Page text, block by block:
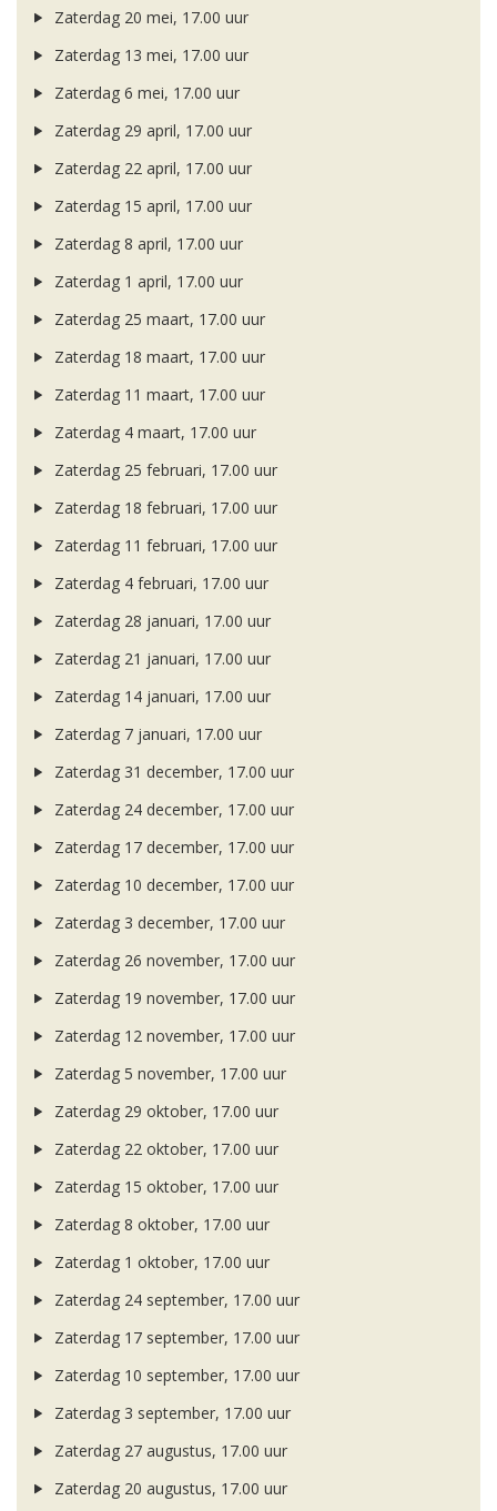
Zaterdag 20 mei, 17.00 uur
Zaterdag 13 mei, 17.00 uur
Zaterdag 6 mei, 17.00 uur
Zaterdag 29 april, 17.00 uur
Zaterdag 22 april, 17.00 uur
Zaterdag 15 april, 17.00 uur
Zaterdag 8 april, 17.00 uur
Zaterdag 1 april, 17.00 uur
Zaterdag 25 maart, 17.00 uur
Zaterdag 18 maart, 17.00 uur
Zaterdag 11 maart, 17.00 uur
Zaterdag 4 maart, 17.00 uur
Zaterdag 25 februari, 17.00 uur
Zaterdag 18 februari, 17.00 uur
Zaterdag 11 februari, 17.00 uur
Zaterdag 4 februari, 17.00 uur
Zaterdag 28 januari, 17.00 uur
Zaterdag 21 januari, 17.00 uur
Zaterdag 14 januari, 17.00 uur
Zaterdag 7 januari, 17.00 uur
Zaterdag 31 december, 17.00 uur
Zaterdag 24 december, 17.00 uur
Zaterdag 17 december, 17.00 uur
Zaterdag 10 december, 17.00 uur
Zaterdag 3 december, 17.00 uur
Zaterdag 26 november, 17.00 uur
Zaterdag 19 november, 17.00 uur
Zaterdag 12 november, 17.00 uur
Zaterdag 5 november, 17.00 uur
Zaterdag 29 oktober, 17.00 uur
Zaterdag 22 oktober, 17.00 uur
Zaterdag 15 oktober, 17.00 uur
Zaterdag 8 oktober, 17.00 uur
Zaterdag 1 oktober, 17.00 uur
Zaterdag 24 september, 17.00 uur
Zaterdag 17 september, 17.00 uur
Zaterdag 10 september, 17.00 uur
Zaterdag 3 september, 17.00 uur
Zaterdag 27 augustus, 17.00 uur
Zaterdag 20 augustus, 17.00 uur